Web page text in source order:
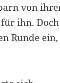
von
ihn. Doch
Runde ein,